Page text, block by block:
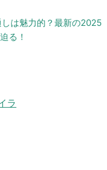
は魅力的？最新の2025
る！
ラ